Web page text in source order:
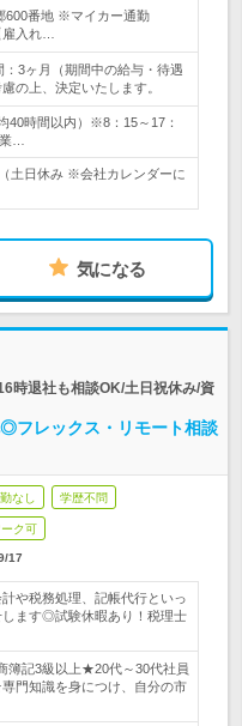
600番地 ※マイカー通勤
入れ…
3ヶ月（期間中の給与・待遇
の上、決定いたします。
40時間以内）※8：15～17：
…
土日休み ※会社カレンダーに
気になる
時退社も相談OK/土日祝休み/資
◎フレックス・リモート相談
なし 学歴不問
ク可
17
や税務処理、記帳代行といっ
ます◎試験休暇あり！税理士
簿記3級以上★20代～30代社員
門知識を身につけ、自分の市